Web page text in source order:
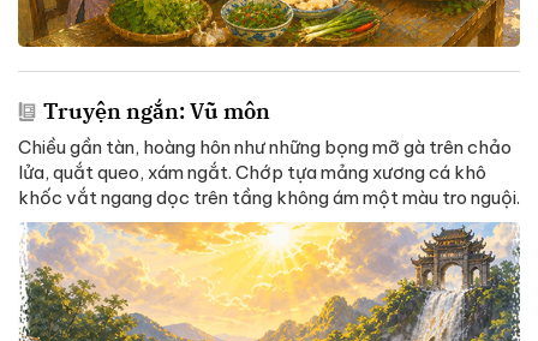
Truyện ngắn: Vũ môn
Chiều gần tàn, hoàng hôn như những bọng mỡ gà trên chảo
lửa, quắt queo, xám ngắt. Chớp tựa mảng xương cá khô
khốc vắt ngang dọc trên tầng không ám một màu tro nguội.